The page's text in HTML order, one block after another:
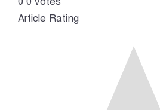
Article Rating